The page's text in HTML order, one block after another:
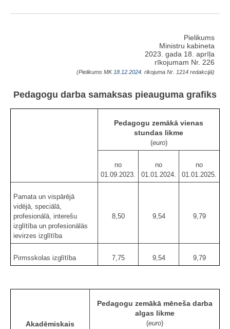
Pielikums
Ministru kabineta
2023. gada 18. aprīļa
rīkojumam Nr. 226
(Pielikums MK 18.12.2024. rīkojuma Nr. 1214 redakcijā)
Pedagogu darba samaksas pieauguma grafiks
Pedagogu zemākā vienas
stundas likme
(euro)
no
01.09.2023.
no
01.01.2024.
no
01.01.2025.
Pamata un vispārējā
vidējā, speciālā,
profesionālā, interešu
izglītība un profesionālās
ievirzes izglītība
8,50 9,54 9,79
Pirmsskolas izglītība 7,75 9,54 9,79
Akadēmiskais
Pedagogu zemākā mēneša darba
algas likme
(euro)